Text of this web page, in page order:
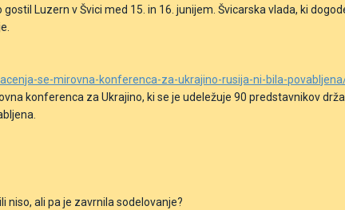
gostil Luzern v Švicimed 15.in 16. junijem. Švicarska vlada, ki
se-mirovna-konferenca-za-ukrajino-rusija-ni-bila-
konferenca za Ukrajino, ki se je udeležuje 90 predstavnikov
niso, ali pa je zavrnila sodelovanje?